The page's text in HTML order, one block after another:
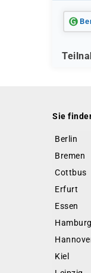
Sie
Berlin
Bremen
Cottbus
Erfurt
Essen
Hamburg
Kiel